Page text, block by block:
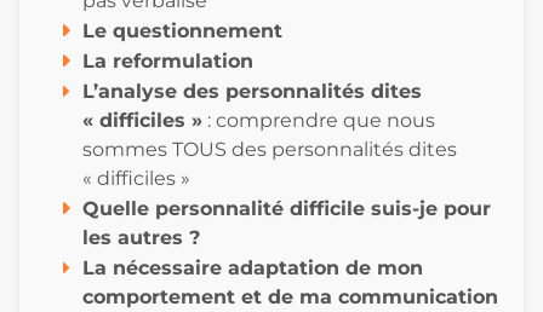
Le questionnement
La reformulation
L’analyse des personnalités dites
« difficiles » : comprendre que nous
sommes TOUS des personnalités dites
« difficiles »
Quelle personnalité difficile suis-je pour
les autres ?
La nécessaire adaptation de mon
comportement et de ma communication